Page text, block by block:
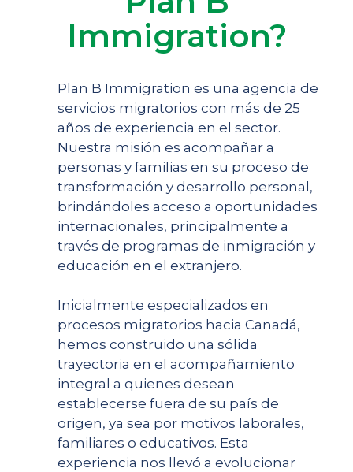
Immigration?
Plan B Immigration es una agencia de
servicios migratorios con más de 25
años de experiencia en el sector.
Nuestra misión es acompañar a
personas y familias en su proceso de
transformación y desarrollo personal,
brindándoles acceso a oportunidades
internacionales, principalmente a
través de programas de inmigración y
educación en el extranjero.
Inicialmente especializados en
procesos migratorios hacia Canadá,
hemos construido una sólida
trayectoria en el acompañamiento
integral a quienes desean
establecerse fuera de su país de
origen, ya sea por motivos laborales,
familiares o educativos. Esta
experiencia nos llevó a evolucionar